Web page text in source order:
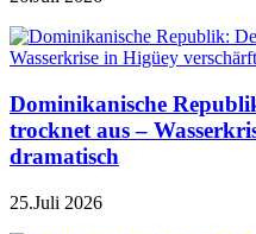
Dominikanische
trocknet aus –
dramatisch
25.Juli 2026